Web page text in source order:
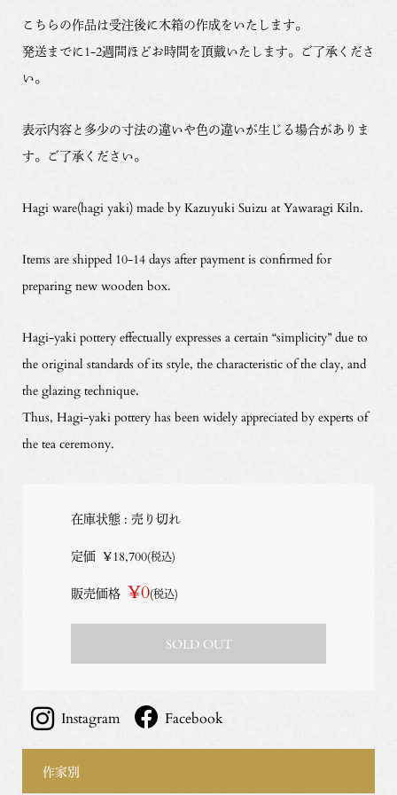
こちらの作品は受注後に木箱の作成をいたします。
発送までに1-2週間ほどお時間を頂戴いたします。ご了承くださ
い。
表示内容と多少の寸法の違いや色の違いが生じる場合がありま
す。ご了承ください。
Hagi ware(hagi yaki) made by Kazuyuki Suizu at Yawaragi Kiln.
Items are shipped 10-14 days after payment is confirmed for
preparing new wooden box.
Hagi-yaki pottery effectually expresses a certain “simplicity” due to
the original standards of its style, the characteristic of the clay, and
the glazing technique.
Thus, Hagi-yaki pottery has been widely appreciated by experts of
the tea ceremony.
在庫状態 : 売り切れ
定価 ¥18,700(税込)
販売価格 ¥0(税込)
SOLD OUT
Instagram Facebook
作家別